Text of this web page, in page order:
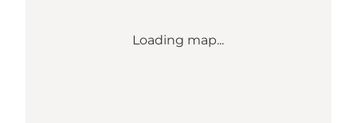
Loading map...